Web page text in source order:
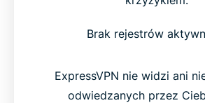
Brak rejestrów
ExpressVPN nie widzi ani
odwiedzanych przez